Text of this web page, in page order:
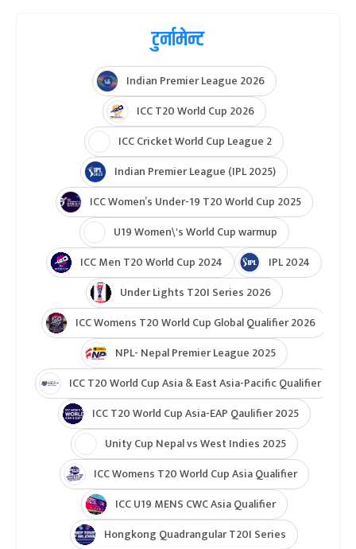
टुर्नामेन्ट
Indian Premier League 2026
ICC T20 World Cup 2026
ICC Cricket World Cup League 2
Indian Premier League (IPL 2025)
ICC Women’s Under-19 T20 World Cup 2025
U19 Women\'s World Cup warmup
ICC Men T20 World Cup 2024
IPL 2024
Under Lights T20I Series 2026
ICC Womens T20 World Cup Global Qualifier 2026
NPL- Nepal Premier League 2025
ICC T20 World Cup Asia & East Asia-Pacific Qualifier
ICC T20 World Cup Asia-EAP Qaulifier 2025
Unity Cup Nepal vs West Indies 2025
ICC Womens T20 World Cup Asia Qualifier
ICC U19 MENS CWC Asia Qualifier
Hongkong Quadrangular T20I Series